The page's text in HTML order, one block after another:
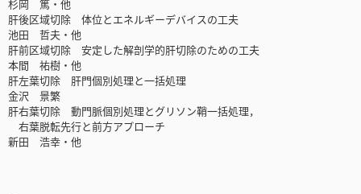
杉岡 篤・他
肝後区域切除 体位とエネルギーデバイスの工夫
池田 哲夫・他
肝前区域切除 安定した解剖学的肝切除のための工夫
本間 祐樹・他
肝左葉切除 肝門個別処理と一括処理
金沢 景繁
肝右葉切除 動門脈個別処理とグリソン鞘一括処理，
右葉脱転先行と前方アプローチ
新田 浩幸・他